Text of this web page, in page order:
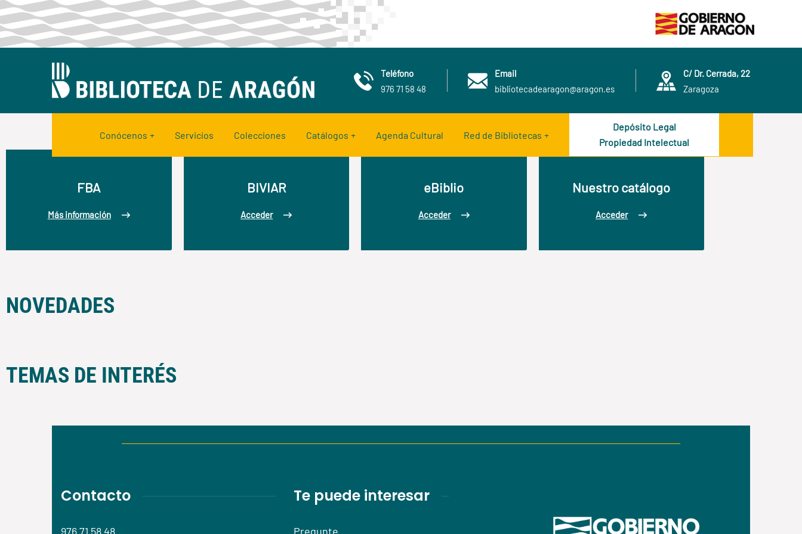
Teléfono
976 71 58 48
Email
bibliotecadearagon@aragon.es
C/ Dr. Cerrada, 22
Zaragoza
Conócenos Servicios Colecciones Catálogos Agenda Cultural Red de Bibliotecas
Depósito Legal
Propiedad Intelectual
FBA
Más información
BIVIAR
Acceder
eBiblio
Acceder
Nuestro catálogo
Acceder
NOVEDADES
TEMAS DE INTERÉS
Contacto
976 71 58 48
Te puede interesar
Pregunte